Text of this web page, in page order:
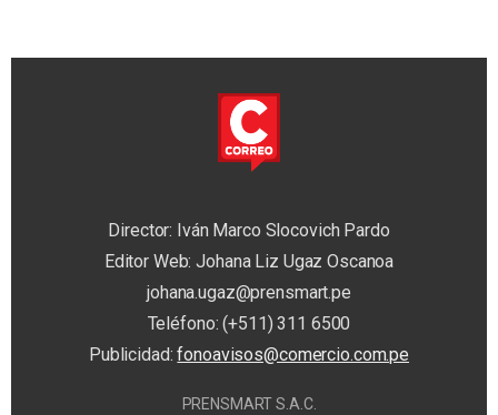
Director: Iván Marco Slocovich Pardo
Editor Web: Johana Liz Ugaz Oscanoa
johana.ugaz@prensmart.pe
Teléfono: (+511) 311 6500
Publicidad:fonoavisos@comercio.com.pe
PRENSMART S.A.C.